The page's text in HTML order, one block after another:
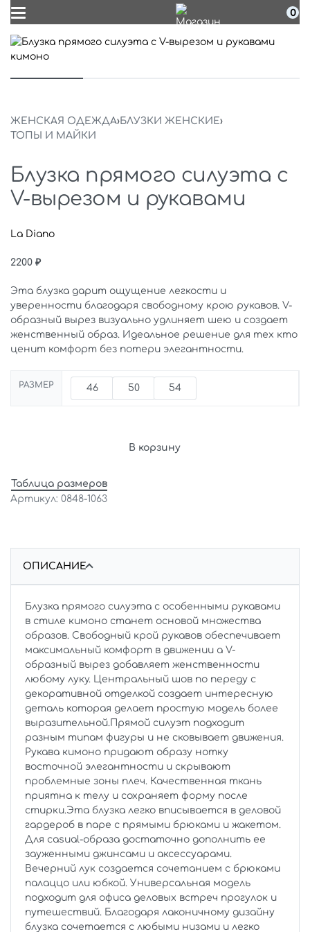
0
ЖЕНСКАЯ ОДЕЖДА›БЛУЗКИ ЖЕНСКИЕ›
ТОПЫ И МАЙКИ
Блузка прямого силуэта с
V-вырезом и рукавами
La Diano
2200 ₽
Эта блузка дарит ощущение легкости и
уверенности благодаря свободному крою рукавов. V-
образный вырез визуально удлиняет шею и создает
женственный образ. Идеальное решение для тех кто
ценит комфорт без потери элегантности.
РАЗМЕР 46 50 54
В корзину
Таблица размеров
0848-1063
ОПИСАНИЕ
Блузка прямого силуэта с особенными рукавами
в стиле кимоно станет основой множества
образов. Свободный крой рукавов обеспечивает
максимальный комфорт в движении а V-
образный вырез добавляет женственности
любому луку. Центральный шов по переду с
декоративной отделкой создает интересную
деталь которая делает простую модель более
выразительной.Прямой силуэт подходит
разным типам фигуры и не сковывает движения.
Рукава кимоно придают образу нотку
восточной элегантности и скрывают
проблемные зоны плеч. Качественная ткань
приятна к телу и сохраняет форму после
стирки.Эта блузка легко вписывается в деловой
гардероб в паре с прямыми брюками и жакетом.
Для casual-образа достаточно дополнить ее
зауженными джинсами и аксессуарами.
Вечерний лук создается сочетанием с брюками
палаццо или юбкой. Универсальная модель
подходит для офиса деловых встреч прогулок и
путешествий. Благодаря лаконичному дизайну
блузка сочетается с любыми низами и легко